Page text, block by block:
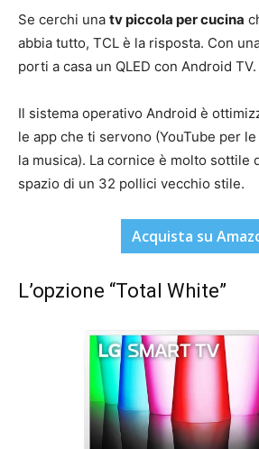
Se cerchi una tv piccola per cucina
abbia tutto, TCL è la risposta. Con
porti a casa un QLED con Android TV.
Il sistema operativo Android è
le app che ti servono (YouTube per
la musica). La cornice è molto sottile
spazio di un 32 pollici vecchio stile.
Acquista su
L’opzione “Total White”